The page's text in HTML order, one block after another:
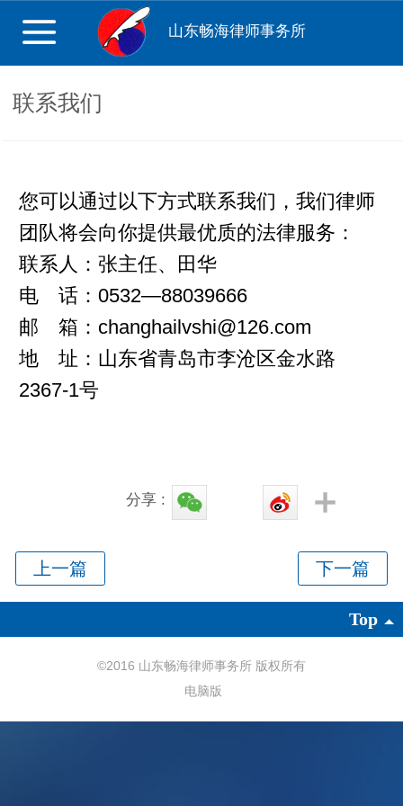
山东畅海律师事务所
联系我们
您可以通过以下方式联系我们，我们律师
团队将会向你提供最优质的法律服务：
联系人：张主任、田华
电 话： 0532—88039666
邮 箱： changhailvshi@126.com
地 址：山东省青岛市李沧区金水路
2367-1号
分享 :
Top
©2016 山东畅海律师事务所 版权所有
电脑版